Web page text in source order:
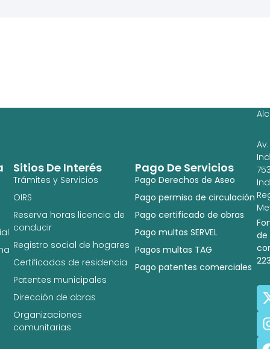
Pago De Servicios
Pago Derechos de Aseo
Pago permiso de circulación
Pago certificado de obras
Pago multas SERVEL
Pagos multas TAG
Pago patentes comerciales
Sitios De Interés
Trámites y Servicios
OIRS
Reserva horas licencia de
conducir
Registro social de hogares
Certificados de residencia
Patentes municipales
Dirección de obras
Organizaciones
comunitarias
Av.
de